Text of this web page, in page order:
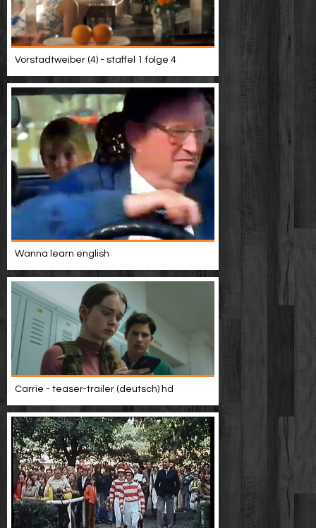
Vorstadtweiber (4) - staffel 1 folge 4
Wanna learn english
Carrie - teaser-trailer (deutsch) hd